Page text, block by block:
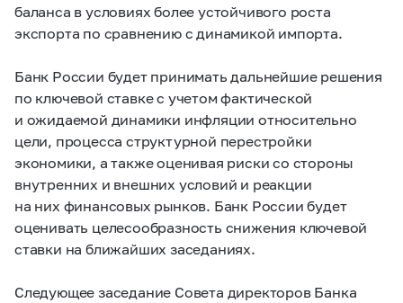
баланса в условиях более устойчивого роста
экспорта по сравнению с динамикой импорта.
Банк России будет принимать дальнейшие решения
по ключевой ставке с учетом фактической
и ожидаемой динамики инфляции относительно
цели, процесса структурной перестройки
экономики, а также оценивая риски со стороны
внутренних и внешних условий и реакции
на них финансовых рынков. Банк России будет
оценивать целесообразность снижения ключевой
ставки на ближайших заседаниях.
Следующее заседание Совета директоров Банка